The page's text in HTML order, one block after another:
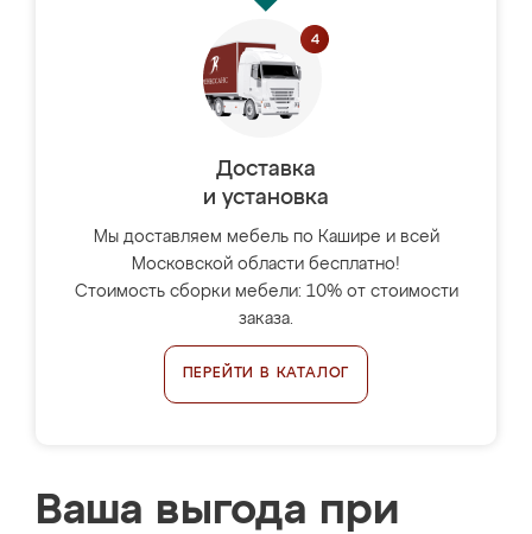
Доставка
и установка
Мы доставляем мебель по Кашире и всей
Московской области бесплатно!
Стоимость сборки мебели: 10% от стоимости
заказа.
ПЕРЕЙТИ В КАТАЛОГ
Ваша выгода при